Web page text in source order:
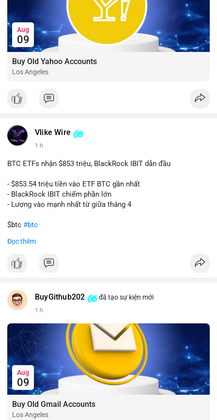
Aug
09
Buy Old Yahoo Accounts
Los Angeles
Vlike Wire
1 h
BTC ETFs nhận $853 triệu, BlackRock IBIT dẫn đầu
- $853.54 triệu tiền vào ETF BTC gần nhất
- BlackRock IBIT chiếm phần lớn
- Lượng vào mạnh nhất từ giữa tháng 4
$btc #btc
#vlikevn
📰 Nguồn: CoinDesk
Đọc thêm
BuyGithub202 đã tạo sự kiện mới
1 h
Aug
09
Buy Old Gmail Accounts
Los Angeles